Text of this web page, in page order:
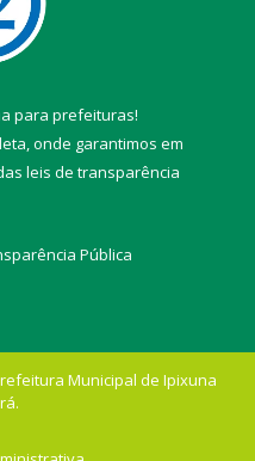
para prefeituras!
onde garantimos em
leis de transparência
Pública
Municipal de Ipixuna